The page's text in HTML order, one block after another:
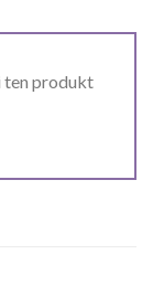
ten produkt